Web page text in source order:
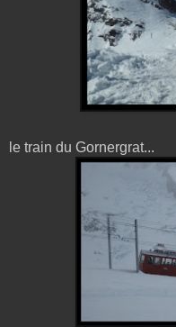
le train du Gornergrat...